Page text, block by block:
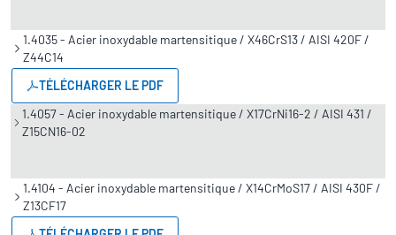
1.4035 - Acier inoxydable martensitique / X46CrS13 / AISI 420F /
Z44C14
TÉLÉCHARGER LE PDF
1.4057 - Acier inoxydable martensitique / X17CrNi16-2 / AISI 431 /
Z15CN16-02
1.4104 - Acier inoxydable martensitique / X14CrMoS17 / AISI 430F /
Z13CF17